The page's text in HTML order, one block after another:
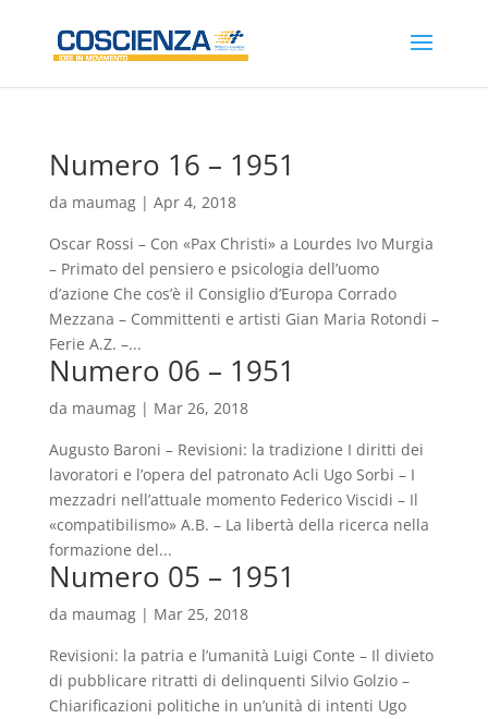
Numero 16 – 1951
da maumag| Apr 4, 2018
Oscar Rossi – Con «Pax Christi» a Lourdes Ivo Murgia
– Primato del pensiero e psicologia dell’uomo
d’azione Che cos’è il Consiglio d’Europa Corrado
Mezzana – Committenti e artisti Gian Maria Rotondi –
Ferie A.Z. –...
Numero 06 – 1951
da maumag| Mar 26, 2018
Augusto Baroni – Revisioni: la tradizione I diritti dei
lavoratori e l’opera del patronato Acli Ugo Sorbi – I
mezzadri nell’attuale momento Federico Viscidi – Il
«compatibilismo» A.B. – La libertà della ricerca nella
formazione del...
Numero 05 – 1951
da maumag| Mar 25, 2018
Revisioni: la patria e l’umanità Luigi Conte – Il divieto
di pubblicare ritratti di delinquenti Silvio Golzio –
Chiarificazioni politiche in un’unità di intenti Ugo